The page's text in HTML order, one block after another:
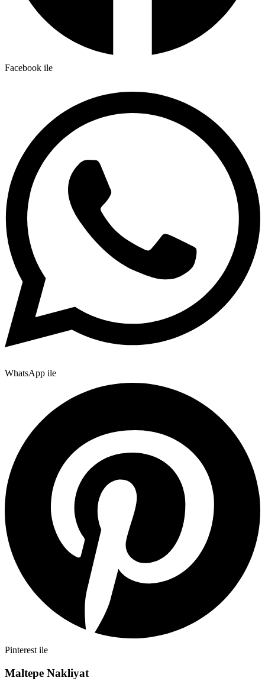
Facebook ile
WhatsApp ile
Pinterest ile
Maltepe Nakliyat